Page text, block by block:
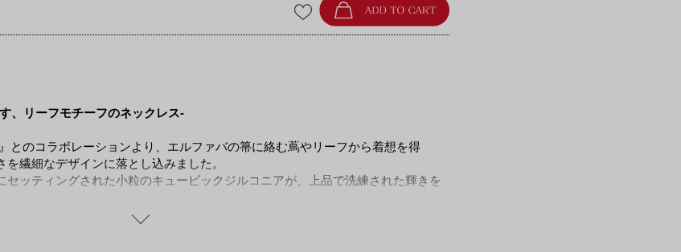
、リーフモチーフのネックレス-
とのコラボレーションより、エルファバの箒に絡む蔦やリーフから着想を得
繊細なデザインに落とし込みました。
セッティングされた小粒のキュービックジルコニアが、上品で洗練された輝きを
リーンカラーのパールが、揺れるたびにやわらかな光沢をプラス。